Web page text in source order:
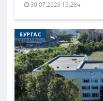
30.07.2026 15:28ч.
БУРГАС